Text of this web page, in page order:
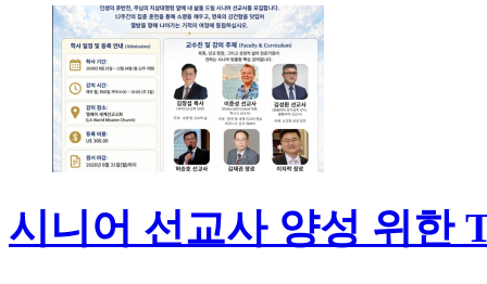
시니어 선교사 양성 위한